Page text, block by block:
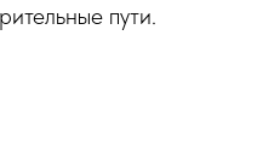
пути.